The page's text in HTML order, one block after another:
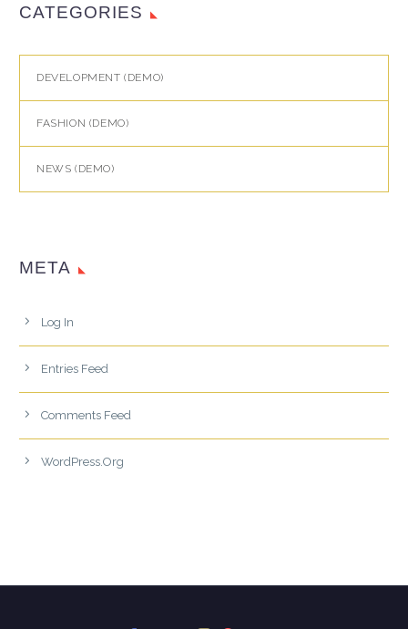
CATEGORIES
DEVELOPMENT (DEMO)
FASHION (DEMO)
NEWS (DEMO)
META
Log In
Entries Feed
Comments Feed
WordPress.org